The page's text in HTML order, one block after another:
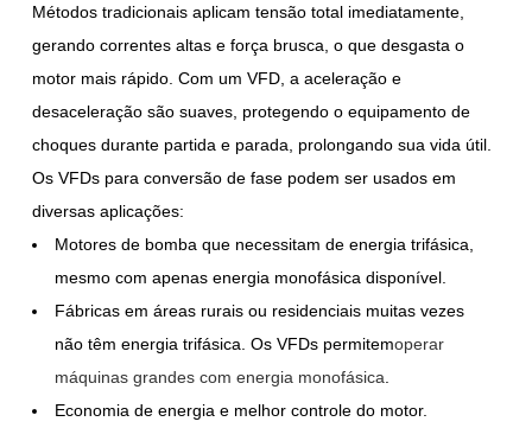
Métodos tradicionais aplicam tensão total imediatamente,
gerando correntes altas e força brusca, o que desgasta o
motor mais rápido. Com um VFD, a aceleração e
desaceleração são suaves, protegendo o equipamento de
choques durante partida e parada, prolongando sua vida útil.
Os VFDs para conversão de fase podem ser usados em
diversas aplicações:
Motores de bomba que necessitam de energia trifásica,
mesmo com apenas energia monofásica disponível.
Fábricas em áreas rurais ou residenciais muitas vezes
não têm energia trifásica. Os VFDs permitemoperar
máquinas grandes com energia monofásica
Economia de energia e melhor controle do motor.